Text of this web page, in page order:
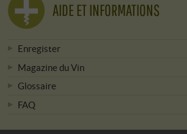
AIDE ET INFORMATIONS
Enregister
Magazine du Vin
Glossaire
FAQ